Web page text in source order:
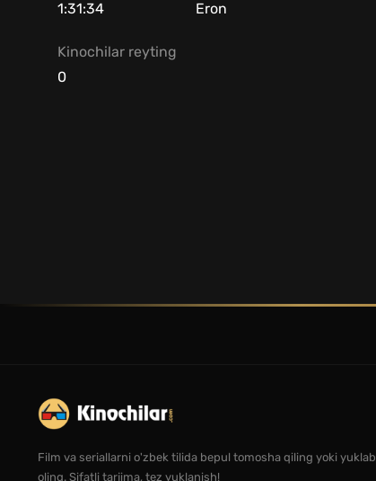
1:31:34
Eron
Kinochilar reyting
0
Film va seriallarni o'zbek tilida bepul tomosha qiling yoki yuklab
oling. Sifatli tarjima, tez yuklanish!